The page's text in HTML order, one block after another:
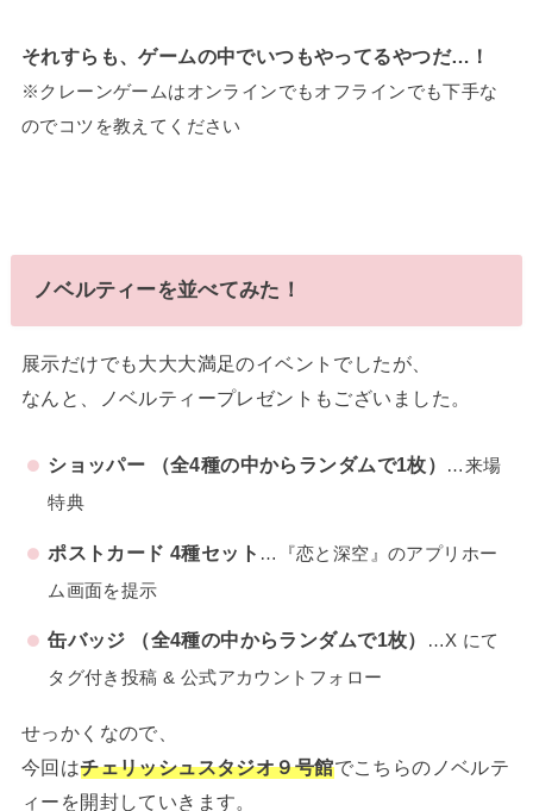
それすらも、ゲームの中でいつもやってるやつだ…！
※クレーンゲームはオンラインでもオフラインでも下手な
のでコツを教えてください
ノベルティーを並べてみた！
展示だけでも大大大満足のイベントでしたが、
なんと、ノベルティープレゼントもございました。
ショッパー （全4種の中からランダムで1枚）
…来場
特典
ポストカード 4種セット …『恋と深空』のアプリホー
ム画面を提示
缶バッジ （全4種の中からランダムで1枚）
…X にて
タグ付き投稿 & 公式アカウントフォロー
せっかくなので、
今回はチェリッシュスタジオ９号館でこちらのノベルテ
ィーを開封していきます。